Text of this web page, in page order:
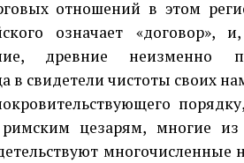
отношений в этом
означает «договор»,
древние неизменно
в свидетели чистоты своих
цезарям, многие
многочисленные